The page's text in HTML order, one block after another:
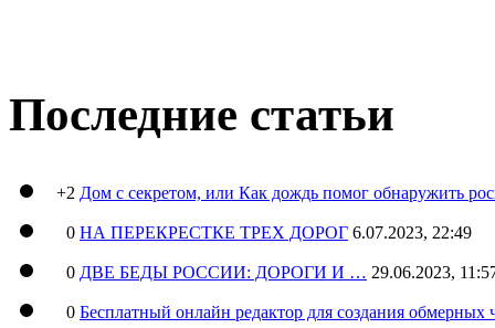
Последние статьи
+2 Дом с секретом, или Как дождь помог обнаружить
0 НА ПЕРЕКРЕСТКЕ ТРЕХ ДОРОГ 6.07.2023, 22:49
0 ДВЕ БЕДЫ РОССИИ: ДОРОГИ И … 29.06.2023,
0 Бесплатный онлайн редактор для создания обмерных